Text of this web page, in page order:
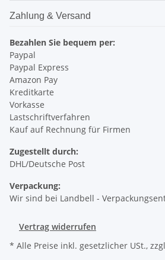
Zahlung & Versand
Bezahlen Sie bequem per:
Paypal
Paypal Express
Amazon Pay
Kreditkarte
Vorkasse
Lastschriftverfahren
Kauf auf Rechnung für Firmen
Zugestellt durch:
DHL/Deutsche Post
Verpackung:
Wir sind bei Landbell -
Vertrag widerrufen
* Alle Preise inkl. gesetzlicher USt.,